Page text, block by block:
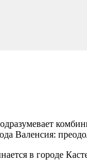
Валенсия:
в городе